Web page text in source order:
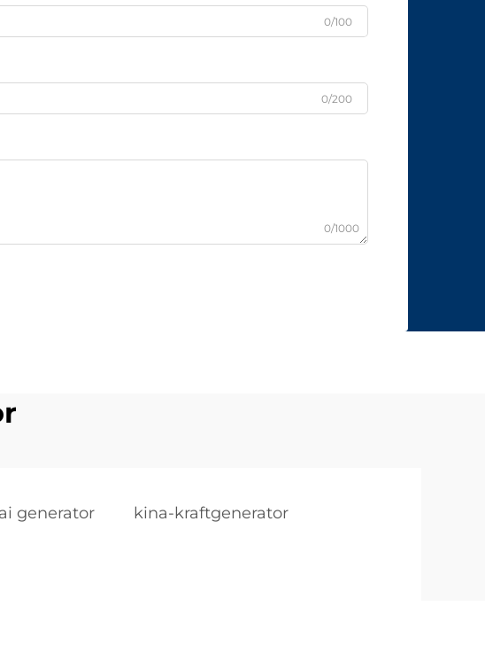
0/100
0/200
0/1000
generator kina-kraftgenerator